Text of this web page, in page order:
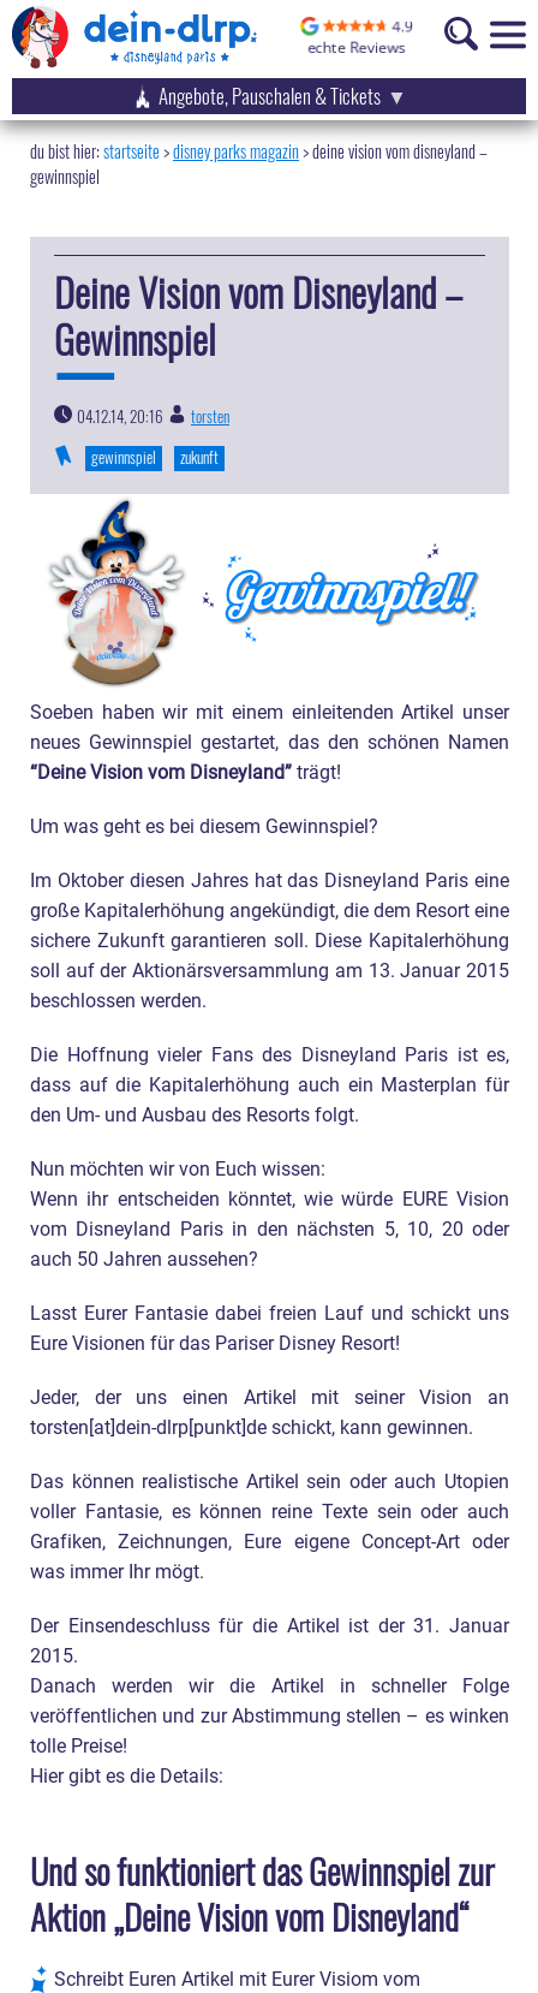
Angebote, Pauschalen & Tickets
startseite disney parks magazin>deine vision vom disneyland –
gewinnspiel
Deine Vision vom Disneyland –
Gewinnspiel
04.12.14, 20:16
torsten
gewinnspiel
zukunft
Soeben haben wir mit einem einleitenden Artikel unser
neues Gewinnspiel gestartet, das den schönen Namen
“Deine Vision vom Disneyland” trägt!
Um was geht es bei diesem Gewinnspiel?
Im Oktober diesen Jahres hat das Disneyland Paris eine
große Kapitalerhöhung angekündigt, die dem Resort eine
sichere Zukunft garantieren soll. Diese Kapitalerhöhung
soll auf der Aktionärsversammlung am 13. Januar 2015
beschlossen werden.
Die Hoffnung vieler Fans des Disneyland Paris ist es,
dass auf die Kapitalerhöhung auch ein Masterplan für
den Um- und Ausbau des Resorts folgt.
Nun möchten wir von Euch wissen:
Wenn ihr entscheiden könntet, wie würde EURE Vision
vom Disneyland Paris in den nächsten 5, 10, 20 oder
auch 50 Jahren aussehen?
Lasst Eurer Fantasie dabei freien Lauf und schickt uns
Eure Visionen für das Pariser Disney Resort!
Jeder, der uns einen Artikel mit seiner Vision an
torsten[at]dein-dlrp[punkt]de schickt, kann gewinnen.
Das können realistische Artikel sein oder auch Utopien
voller Fantasie, es können reine Texte sein oder auch
Grafiken, Zeichnungen, Eure eigene Concept-Art oder
was immer Ihr mögt.
Der Einsendeschluss für die Artikel ist der 31. Januar
2015.
Danach werden wir die Artikel in schneller Folge
veröffentlichen und zur Abstimmung stellen – es winken
tolle Preise!
Hier gibt es die Details:
Und so funktioniert das Gewinnspiel zur
Aktion „Deine Vision vom Disneyland“
Schreibt Euren Artikel mit Eurer Visiom vom